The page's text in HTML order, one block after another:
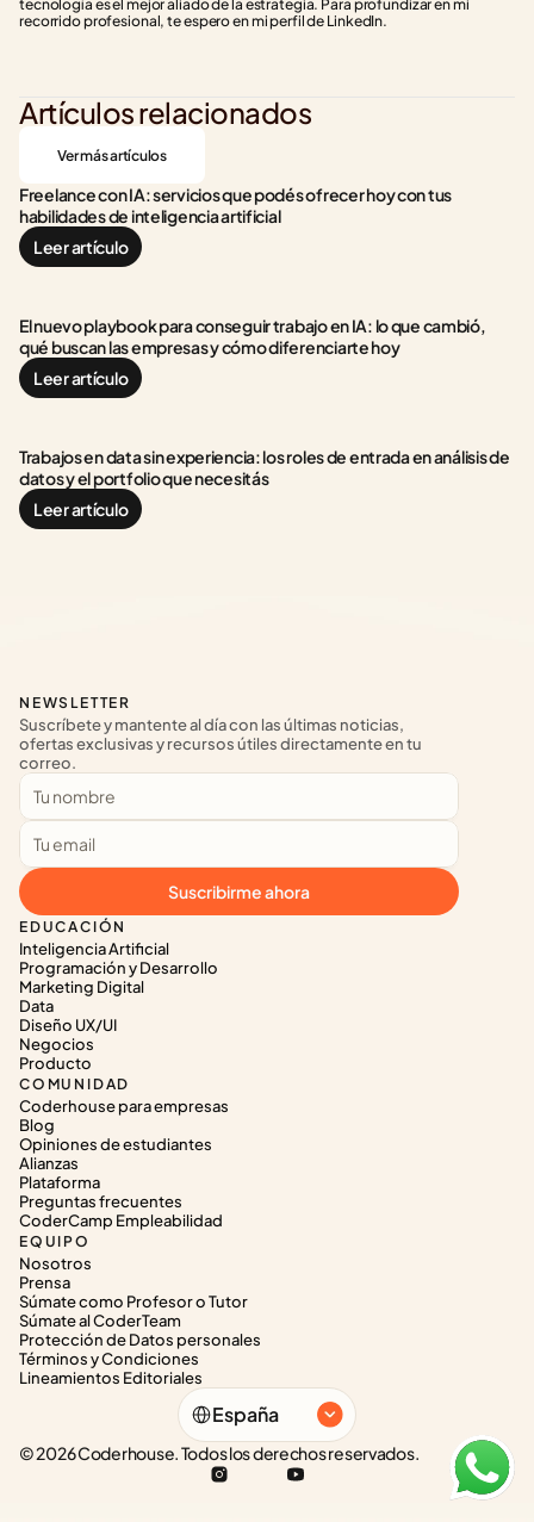
tecnología es el mejor aliado de la estrategia. Para profundizar en mi
recorrido profesional, te espero en mi perfil de LinkedIn.
Artículos relacionados
Ver más artículos
Freelance con IA: servicios que podés ofrecer hoy con tus
habilidades de inteligencia artificial
Leer artículo
El nuevo playbook para conseguir trabajo en IA: lo que cambió,
qué buscan las empresas y cómo diferenciarte hoy
Leer artículo
Trabajos en data sin experiencia: los roles de entrada en análisis de
datos y el portfolio que necesitás
Leer artículo
EDUCACIÓN
Inteligencia Artificial
Programación y Desarrollo
Marketing Digital
Data
Diseño UX/UI
Negocios
Producto
COMUNIDAD
Coderhouse para empresas
Blog
Opiniones de estudiantes
Alianzas
Plataforma
Preguntas frecuentes
CoderCamp Empleabilidad
EQUIPO
Nosotros
Prensa
Súmate como Profesor o Tutor
Súmate al CoderTeam
Protección de Datos personales
Términos y Condiciones
Lineamientos Editoriales
NEWSLETTER
Suscríbete y mantente al día con las últimas noticias,
ofertas exclusivas y recursos útiles directamente en tu
correo.
Suscribirme ahora
Select Language
España
© 2026 Coderhouse. Todos los derechos reservados.